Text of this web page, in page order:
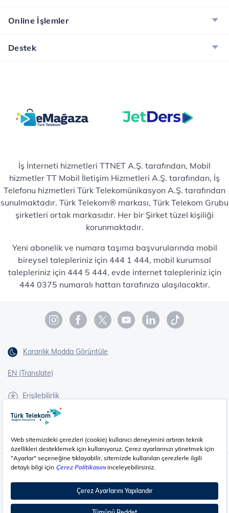
Online İşlemler
Destek
İş İnterneti hizmetleri TTNET A.Ş. tarafından, Mobil
hizmetler TT Mobil İletişim Hizmetleri A.Ş. tarafından, İş
Telefonu hizmetleri Türk Telekomünikasyon A.Ş. tarafından
sunulmaktadır. Türk Telekom® markası, Türk Telekom Grubu
şirketleri ortak markasıdır. Her bir Şirket tüzel kişiliği
korunmaktadır.
Yeni abonelik ve numara taşıma başvurularında mobil
bireysel talepleriniz için 444 1 444, mobil kurumsal
talepleriniz için 444 5 444, evde internet talepleriniz için
444 0375 numaralı hattan tarafınıza ulaşılacaktır.
Karanlık Modda Görüntüle
EN (Translate)
Erişilebilirlik
İşaret Dili Çevirisi
Çerez Ayarları